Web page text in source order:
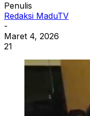
Penulis
Redaksi MaduTV
-
Maret 4, 2026
21